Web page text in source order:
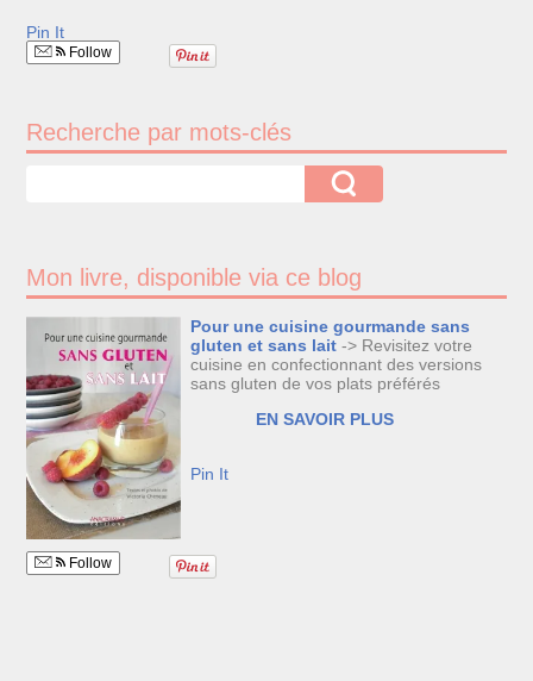
Pin It
Follow
Recherche par mots-clés
Mon livre, disponible via ce blog
Pour une cuisine gourmande sans
gluten et sans lait -> Revisitez votre
cuisine en confectionnant des versions
sans gluten de vos plats préférés
EN SAVOIR PLUS
Pin It
Follow